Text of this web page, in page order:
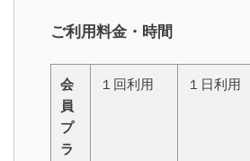
ご利用料金・時間
会
員
プ
ラ
１回利用 １日利用